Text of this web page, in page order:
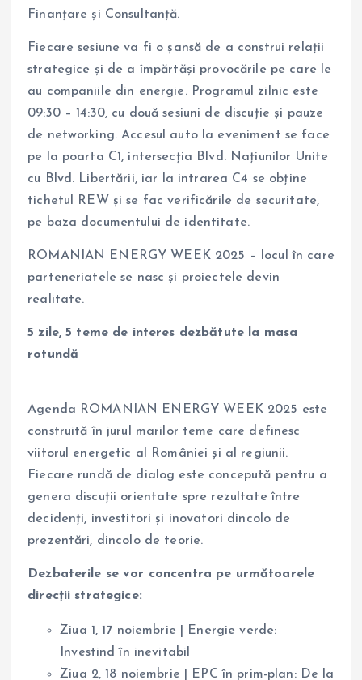
Finanțare și Consultanță.
Fiecare sesiune va fi o șansă de a construi relații
strategice și de a împărtăși provocările pe care le
au companiile din energie. Programul zilnic este
09:30 – 14:30, cu două sesiuni de discuție și pauze
de networking. Accesul auto la eveniment se face
pe la poarta C1, intersecția Blvd. Națiunilor Unite
cu Blvd. Libertării, iar la intrarea C4 se obține
tichetul REW și se fac verificările de securitate,
pe baza documentului de identitate.
ROMANIAN ENERGY WEEK 2025 – locul în care
parteneriatele se nasc și proiectele devin
realitate.
5 zile, 5 teme de interes dezbătute la masa
rotundă
Agenda ROMANIAN ENERGY WEEK 2025 este
construită în jurul marilor teme care definesc
viitorul energetic al României și al regiunii.
Fiecare rundă de dialog este concepută pentru a
genera discuții orientate spre rezultate între
decidenți, investitori și inovatori dincolo de
prezentări, dincolo de teorie.
Dezbaterile se vor concentra pe următoarele
direcții strategice:
Ziua 1, 17 noiembrie | Energie verde:
Investind în inevitabil
Ziua 2, 18 noiembrie | EPC în prim-plan: De la